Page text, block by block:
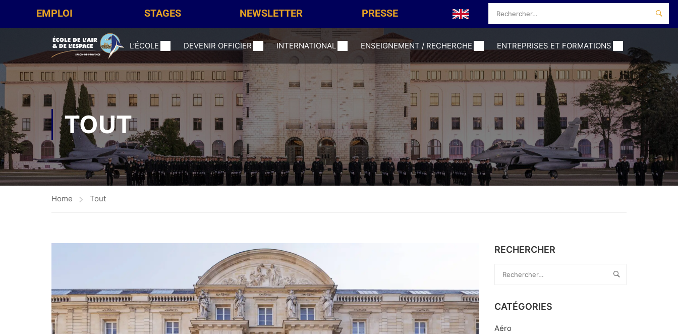
EMPLOI STAGES NEWSLETTER PRESSE
L’ÉCOLE DEVENIR OFFICIER INTERNATIONAL ENSEIGNEMENT / RECHERCHE ENTREPRISES ET FORMATIONS
TOUT
Home Tout
RECHERCHER
CATÉGORIES
Aéro